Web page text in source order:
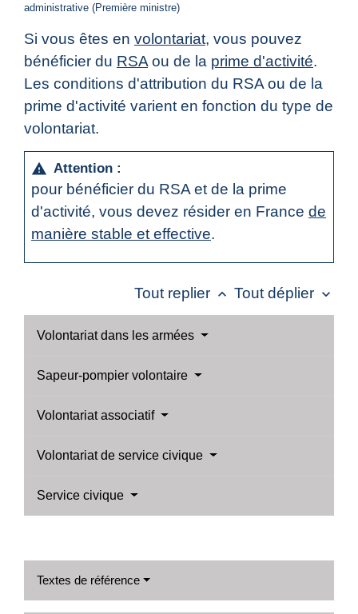
administrative (Première ministre)
Si vous êtes en volontariat, vous pouvez
bénéficier du RSA ou de la prime d'activité.
Les conditions d'attribution du RSA ou de la
prime d'activité varient en fonction du type de
volontariat.
warning Attention :
pour bénéficier du RSA et de la prime
d'activité, vous devez résider en France de
manière stable et effective.
Tout replier keyboard_arrow_up Tout déplier keyboard_arrow_down
Volontariat dans les armées
Sapeur-pompier volontaire
Volontariat associatif
Volontariat de service civique
Service civique
Textes de référence